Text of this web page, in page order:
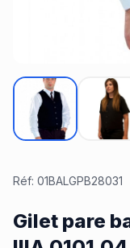
Réf: 01BALGPB28031
Gilet pare